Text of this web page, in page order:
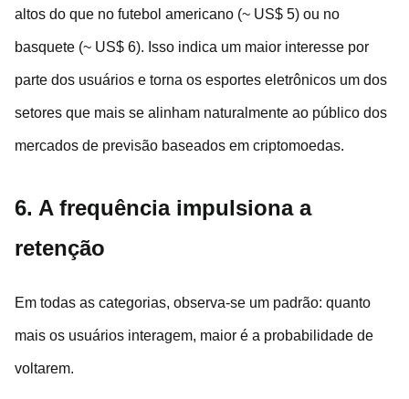
altos do que no futebol americano (~ US$ 5) ou no
basquete (~ US$ 6). Isso indica um maior interesse por
parte dos usuários e torna os esportes eletrônicos um dos
setores que mais se alinham naturalmente ao público dos
mercados de previsão baseados em criptomoedas.
6. A frequência impulsiona a
retenção
Em todas as categorias, observa-se um padrão: quanto
mais os usuários interagem, maior é a probabilidade de
voltarem.